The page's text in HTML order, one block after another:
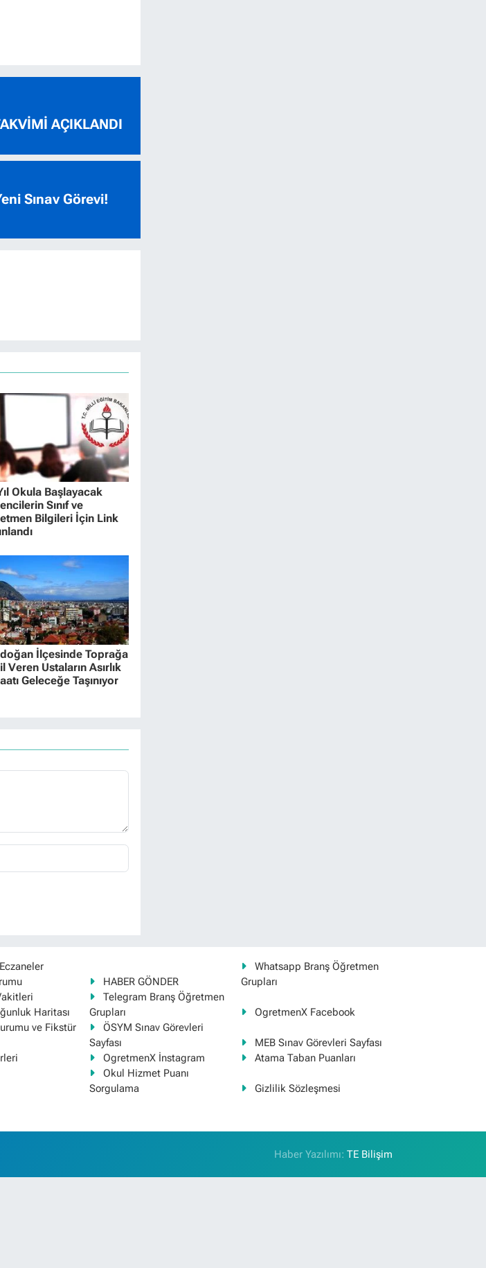
AÇIKLANDI
Sınav Görevi!
Okula Başlayacak
Sınıf ve
Bilgileri İçin Link
İlçesinde Toprağa
Veren Ustaların Asırlık
Geleceğe Taşınıyor
Haritası
ve Fikstür
HABER GÖNDER
Whatsapp Branş Öğretmen
Grupları
Telegram Branş Öğretmen
Grupları
OgretmenX Facebook
ÖSYM Sınav Görevleri
Sayfası
MEB Sınav Görevleri Sayfası
OgretmenX İnstagram
Atama Taban Puanları
Okul Hizmet Puanı
Sorgulama
Gizlilik Sözleşmesi
Haber Yazılımı:TE Bilişim